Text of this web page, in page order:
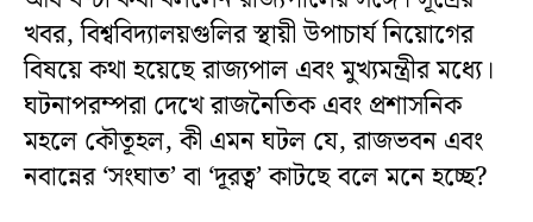
খবর, বিশ্ববিদ্যালয়গুলির স্থায়ী উপাচার্য নিয়োগের
বিষয়ে কথা হয়েছে রাজ্যপাল এবং মুখ্যমন্ত্রীর মধ্যে।
ঘটনাপরম্পরা দেখে রাজনৈতিক এবং প্রশাসনিক
মহলে কৌতূহল, কী এমন ঘটল যে, রাজভবন এবং
নবান্নের ‘সংঘাত’ বা ‘দূরত্ব’ কাটছে বলে মনে হচ্ছে?